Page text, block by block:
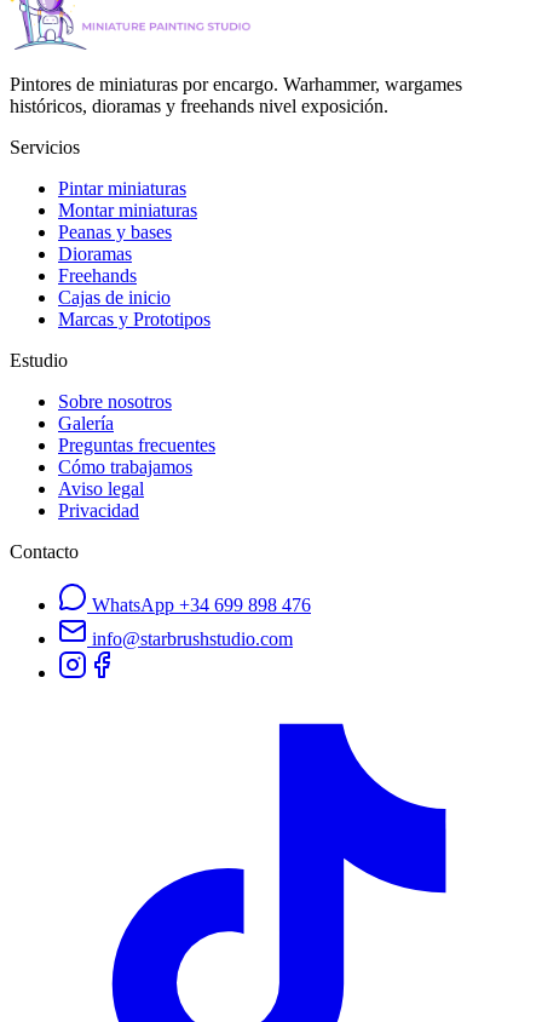
Pintores de miniaturas por encargo. Warhammer, wargames
históricos, dioramas y freehands nivel exposición.
Servicios
Pintar miniaturas
Montar miniaturas
Peanas y bases
Dioramas
Freehands
Cajas de inicio
Marcas y Prototipos
Estudio
Sobre nosotros
Galería
Preguntas frecuentes
Cómo trabajamos
Aviso legal
Privacidad
Contacto
WhatsApp +34 699 898 476
info@starbrushstudio.com